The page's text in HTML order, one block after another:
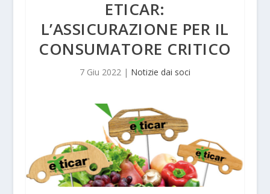
ETICAR:
L’ASSICURAZIONE PER IL
CONSUMATORE CRITICO
7 Giu 2022| Notizie dai soci